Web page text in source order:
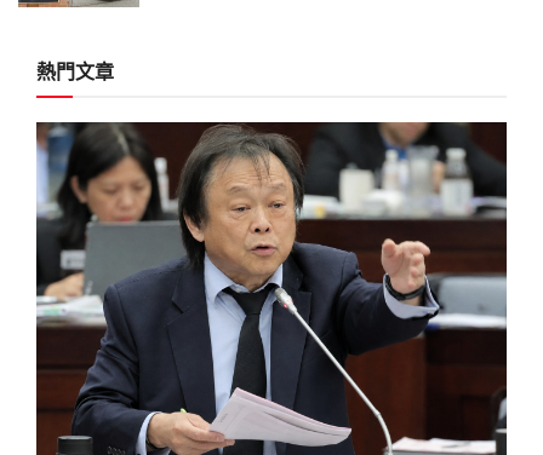
熱門文章